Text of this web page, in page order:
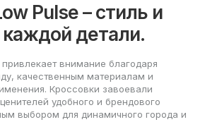
Pulse – стиль и
каждой детали.
внимание благодаря
качественным материалам и
Кроссовки завоевали
удобного и брендового
выбором для динамичного города и